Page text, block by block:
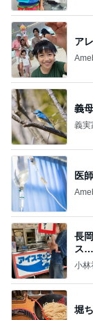
ア
義
義実
医
長
ス…
小林
堀